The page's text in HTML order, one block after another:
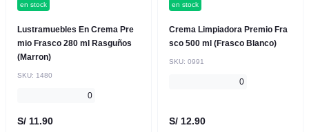
en stock
Lustramuebles En Crema Pre
mio Frasco 280 ml Rasguños
(Marron)
SKU: 1480
0
S/ 11.90
en stock
Crema Limpiadora Premio Fra
sco 500 ml (Frasco Blanco)
SKU: 0991
0
S/ 12.90